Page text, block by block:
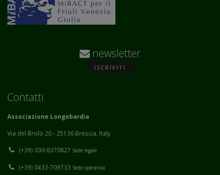
newsletter
ISCRIVITI
Contatti
Associazione Longobardia
Via del Brolo 20 - 25136 Brescia, Italy
(+39) 030-8370827 Sede legale
(+39) 0432-709733 Sede operativa